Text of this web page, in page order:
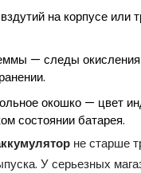
на корпусе или
— следы окисления
окошко — цвет
состоянии батарея.
не старше
У серьезных